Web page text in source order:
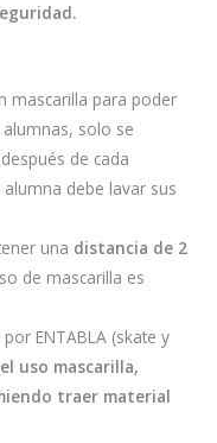
mascarilla para poder
solo se
de cada
debe lavar sus
una distancia de 2
de mascarilla es
por ENTABLA (skate y
uso mascarilla,
traer material